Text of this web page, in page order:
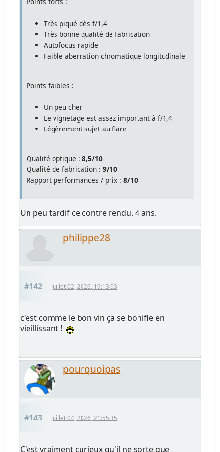
Très piqué dès f/1,4
Très bonne qualité de fabrication
Autofocus rapide
Faible aberration chromatique longitudinale
Points faibles :
Un peu cher
Le vignetage est assez important à f/1,4
Légèrement sujet au flare
Qualité optique :8,5/10
Qualité de fabrication :9/10
Rapport performances / prix :8/10
Un peu tardif ce contre rendu. 4 ans.
philippe28
#142 Juillet 02, 2026, 19:13:03
c'est comme le bon vin ça se bonifie en
vieillissant !
pourquoipas
#143 Juillet 04, 2026, 21:55:35
C'est vraiment curieux qu'il ne sorte que